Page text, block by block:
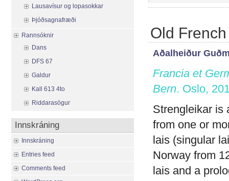
Old
Aðalheiður
Francia et
Bern. Oslo,
Strengleikar is
from one or
lais (singular
Norway from
lais and a
Lausavísur og lopasokkar
Þjóðsagnafræði
Rannsóknir
Dans
DFS 67
Galdur
Kall 613 4to
Riddarasögur
Innskráning
Innskráning
Entries feed
Comments feed